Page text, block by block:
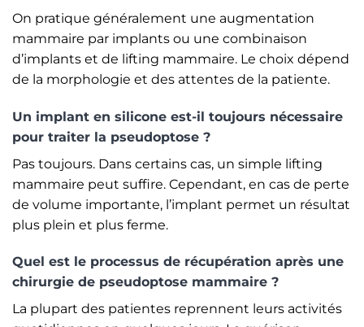
On pratique généralement une augmentation
mammaire par implants ou une combinaison
d’implants et de lifting mammaire. Le choix dépend
de la morphologie et des attentes de la patiente.
Un implant en silicone est-il toujours nécessaire
pour traiter la pseudoptose ?
Pas toujours. Dans certains cas, un simple lifting
mammaire peut suffire. Cependant, en cas de perte
de volume importante, l’implant permet un résultat
plus plein et plus ferme.
Quel est le processus de récupération après une
chirurgie de pseudoptose mammaire ?
La plupart des patientes reprennent leurs activités